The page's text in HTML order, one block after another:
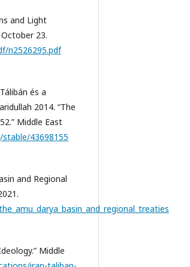
and Light
23.
n2526295.pdf
és a
2014. “The
Middle East
43698155
and Regional
Middle